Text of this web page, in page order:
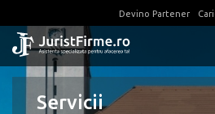
Devino Partener
Servicii